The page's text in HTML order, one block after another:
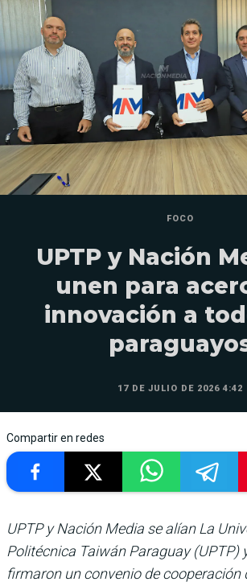
FOCO
UPTP y Nación
unen para
innovación a
17 DE JULIO DE 2026 4:42
Compartir en redes
UPTP y Nación Media se alían La
Politécnica Taiwán Paraguay (UPTP)
firmaron un convenio de cooperación